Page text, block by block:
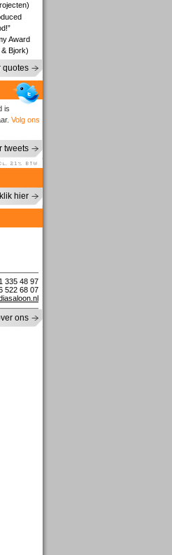
Award
Bjork)
quotes
is
Volg ons
tweets
BTW
klik hier
335 48 97
522 68 07
ons